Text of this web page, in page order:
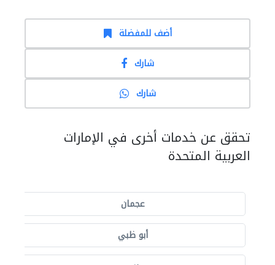
أضف للمفضلة
شارك
شارك
تحقق عن خدمات أخرى في الإمارات
العربية المتحدة
عجمان
أبو ظبي